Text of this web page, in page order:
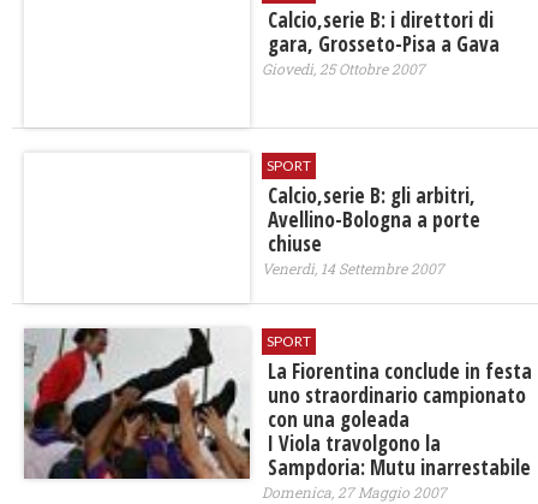
Calcio,serie B: i direttori di
gara, Grosseto-Pisa a Gava
Giovedì, 25 Ottobre 2007
SPORT
Calcio,serie B: gli arbitri,
Avellino-Bologna a porte
chiuse
Venerdì, 14 Settembre 2007
SPORT
La Fiorentina conclude in festa
uno straordinario campionato
con una goleada
I Viola travolgono la
Sampdoria: Mutu inarrestabile
Domenica, 27 Maggio 2007